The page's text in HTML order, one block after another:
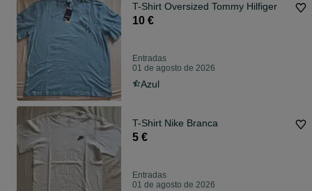
T-Shirt Oversized Tommy Hilfiger
10 €
Entradas
01 de agosto de 2026
Azul
T-Shirt Nike Branca
5 €
Entradas
01 de agosto de 2026